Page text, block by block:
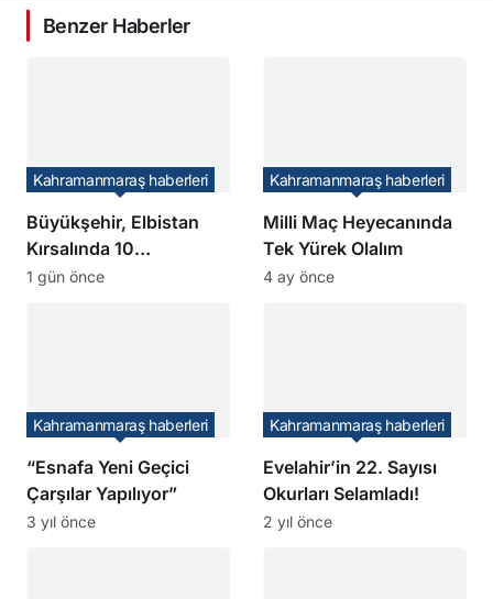
Benzer Haberler
Büyükşehir, Elbistan
Kırsalında 10
Mahallenin Kullandığı
Kahramanmaraş haberleri
1 gün önce
Milli Maç Heyecanında
Tek Yürek Olalım
Kahramanmaraş haberleri
4 ay önce
“Esnafa Yeni Geçici
Çarşılar Yapılıyor”
Kahramanmaraş haberleri
3 yıl önce
Evelahir’in 22. Sayısı
Okurları Selamladı!
Kahramanmaraş haberleri
2 yıl önce